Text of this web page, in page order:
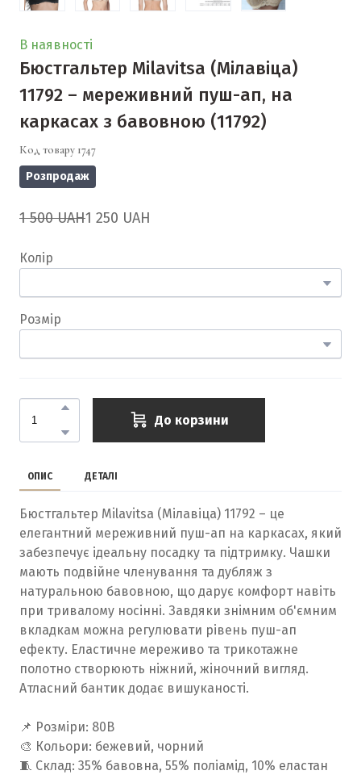
В наявності
Бюстгальтер Milavitsa (Мілавіца)
11792 – мереживний пуш-ап, на
каркасах з бавовною (11792)
Код товару 1747
Розпродаж
1 500 UAH1 250 UAH
Колір
Розмір
До корзини
ОПИС ДЕТАЛІ
Бюстгальтер Milavitsa (Мілавіца) 11792 – це
елегантний мереживний пуш-ап на каркасах, який
забезпечує ідеальну посадку та підтримку. Чашки
мають подвійне членування та дубляж з
натуральною бавовною, що дарує комфорт навіть
при тривалому носінні. Завдяки знімним об'ємним
вкладкам можна регулювати рівень пуш-ап
ефекту. Еластичне мереживо та трикотажне
полотно створюють ніжний, жіночний вигляд.
Атласний бантик додає вишуканості.
📌 Розміри: 80B
🎨 Кольори: бежевий, чорний
🧵 Склад: 35% бавовна, 55% поліамід, 10% еластан